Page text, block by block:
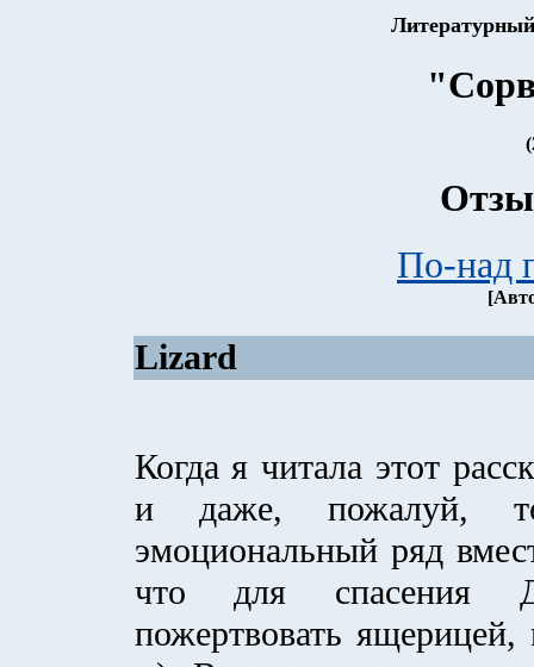
По-над
Lizard
Когда я читала этот
и даже, пожалуй,
эмоциональный ряд
что для спасения
пожертвовать